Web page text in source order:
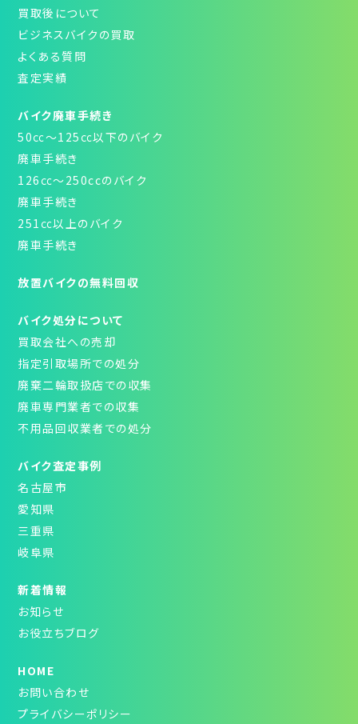
買取後について
ビジネスバイクの買取
よくある質問
査定実績
バイク廃車手続き
50㏄～125㏄以下のバイク
廃車手続き
126㏄～250ccのバイク
廃車手続き
251㏄以上のバイク
廃車手続き
放置バイクの無料回収
バイク処分について
買取会社への売却
指定引取場所での処分
廃棄二輪取扱店での収集
廃車専門業者での収集
不用品回収業者での処分
バイク査定事例
名古屋市
愛知県
三重県
岐阜県
新着情報
お知らせ
お役立ちブログ
HOME
お問い合わせ
プライバシーポリシー